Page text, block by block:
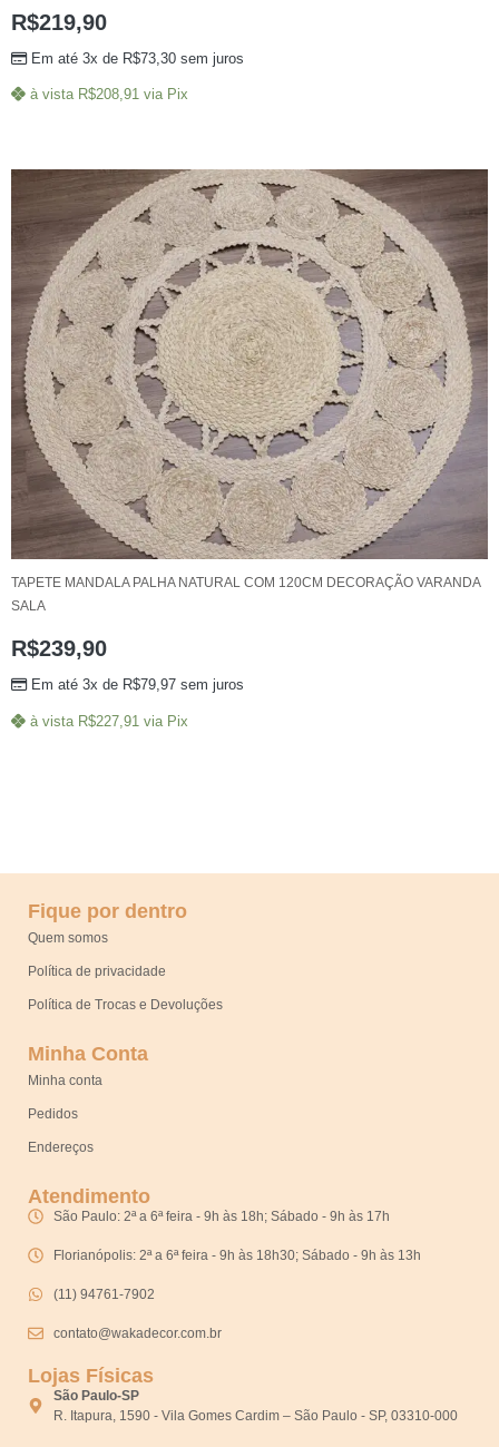
R$219,90
Em até 3x de R$73,30 sem juros
à vista R$208,91 via Pix
TAPETE MANDALA PALHA NATURAL COM 120CM DECORAÇÃO VARANDA
SALA
R$239,90
Em até 3x de R$79,97 sem juros
à vista R$227,91 via Pix
Fique por dentro
Quem somos
Política de privacidade
Política de Trocas e Devoluções
Minha Conta
Minha conta
Pedidos
Endereços
Atendimento
São Paulo: 2ª a 6ª feira - 9h às 18h; Sábado - 9h às 17h
Florianópolis: 2ª a 6ª feira - 9h às 18h30; Sábado - 9h às 13h
(11) 94761-7902
contato@wakadecor.com.br
Lojas Físicas
São Paulo-SP
R. Itapura, 1590 - Vila Gomes Cardim – São Paulo - SP, 03310-000